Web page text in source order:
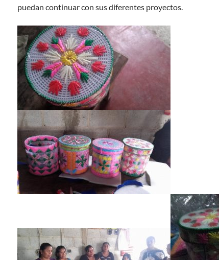
puedan continuar con sus diferentes proyectos.